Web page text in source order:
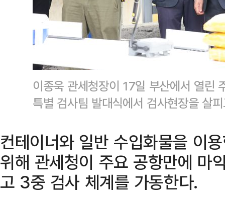
이종욱 관세청장이 17일 부산에서 열린
특별 검사팀 발대식에서 검사현장을 살
컨테이너와 일반 수입화물을 이
위해 관세청이 주요 공항만에 마
고 3중 검사 체계를 가동한다.